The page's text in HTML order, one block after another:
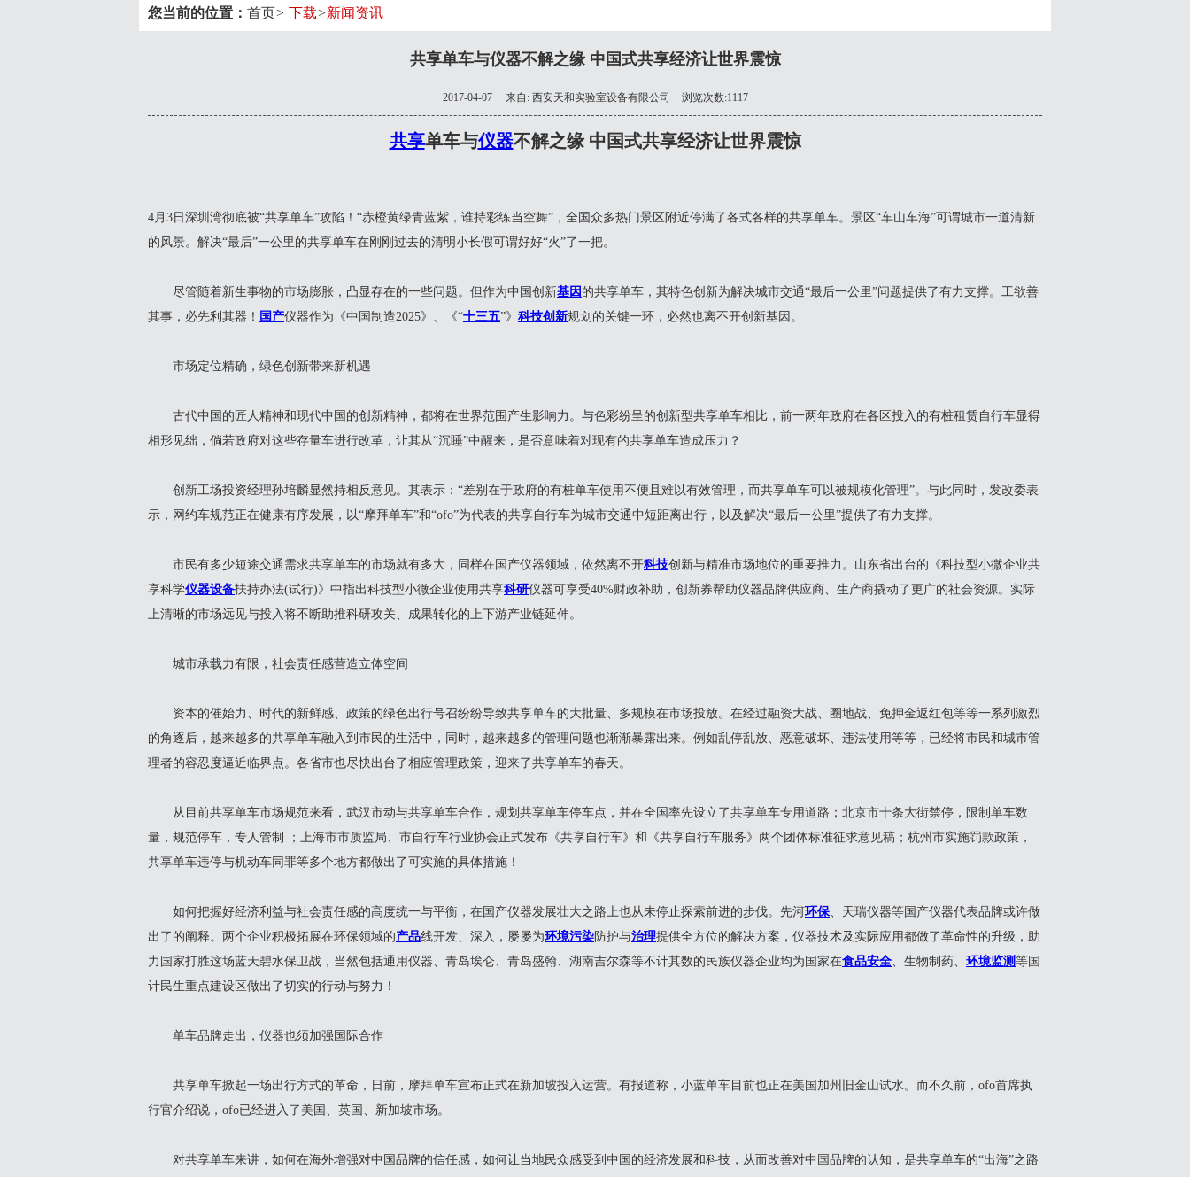
您当前的位置： 首页> 下载>新闻资讯
共享单车与仪器不解之缘 中国式共享经济让世界震惊
2017-04-07 来自: 西安天和实验室设备有限公司 浏览次数:1117
共享单车与仪器不解之缘 中国式共享经济让世界震惊
4月3日深圳湾彻底被“共享单车”攻陷！“赤橙黄绿青蓝紫，谁持彩练当空舞”，全国众多热门景区附近停满了各式各样的共享单车。景区“车山车海”可谓城市一道清新
的风景。解决“最后”一公里的共享单车在刚刚过去的清明小长假可谓好好“火”了一把。
尽管随着新生事物的市场膨胀，凸显存在的一些问题。但作为中国创新基因 的共享单车，其特色创新为解决城市交通“最后一公里”问题提供了有力支撑。工欲善
其事，必先利其器！ 国产仪器作为《中国制造2025》、《“十三五”》 科技创新规划的关键一环，必然也离不开创新基因。
市场定位精确，绿色创新带来新机遇
古代中国的匠人精神和现代中国的创新精神，都将在世界范围产生影响力。与色彩纷呈的创新型共享单车相比，前一两年政府在各区投入的有桩租赁自行车显得
相形见绌，倘若政府对这些存量车进行改革，让其从“沉睡”中醒来，是否意味着对现有的共享单车造成压力？
创新工场投资经理孙培麟显然持相反意见。其表示：“差别在于政府的有桩单车使用不便且难以有效管理，而共享单车可以被规模化管理”。与此同时，发改委表
示，网约车规范正在健康有序发展，以“摩拜单车”和“ofo”为代表的共享自行车为城市交通中短距离出行，以及解决“最后一公里”提供了有力支撑。
市民有多少短途交通需求共享单车的市场就有多大，同样在国产仪器领域，依然离不开科技创新与精准市场地位的重要推力。山东省出台的《科技型小微企业共
享科学仪器设备扶持办法(试行)》中指出科技型小微企业使用共享科研仪器可享受40%财政补助，创新券帮助仪器品牌供应商、生产商撬动了更广的社会资源。实际
上清晰的市场远见与投入将不断助推科研攻关、成果转化的上下游产业链延伸。
城市承载力有限，社会责任感营造立体空间
资本的催始力、时代的新鲜感、政策的绿色出行号召纷纷导致共享单车的大批量、多规模在市场投放。在经过融资大战、圈地战、免押金返红包等等一系列激烈
的角逐后，越来越多的共享单车融入到市民的生活中，同时，越来越多的管理问题也渐渐暴露出来。例如乱停乱放、恶意破坏、违法使用等等，已经将市民和城市管
理者的容忍度逼近临界点。各省市也尽快出台了相应管理政策，迎来了共享单车的春天。
从目前共享单车市场规范来看，武汉市动与共享单车合作，规划共享单车停车点，并在全国率先设立了共享单车专用道路；北京市十条大街禁停，限制单车数
量，规范停车，专人管制 ；上海市市质监局、市自行车行业协会正式发布《共享自行车》和《共享自行车服务》两个团体标准征求意见稿；杭州市实施罚款政策，
共享单车违停与机动车同罪等多个地方都做出了可实施的具体措施！
如何把握好经济利益与社会责任感的高度统一与平衡，在国产仪器发展壮大之路上也从未停止探索前进的步伐。先河环保、天瑞仪器等国产仪器代表品牌或许做
出了的阐释。两个企业积极拓展在环保领域的产品线开发、深入，屡屡为环境污染防护与治理提供全方位的解决方案，仪器技术及实际应用都做了革命性的升级，助
力国家打胜这场蓝天碧水保卫战，当然包括通用仪器、青岛埃仑、青岛盛翰、湖南吉尔森等不计其数的民族仪器企业均为国家在食品安全、生物制药、 环境监测等国
计民生重点建设区做出了切实的行动与努力！
单车品牌走出，仪器也须加强国际合作
共享单车掀起一场出行方式的革命，日前，摩拜单车宣布正式在新加坡投入运营。有报道称，小蓝单车目前也正在美国加州旧金山试水。而不久前，ofo首席执
行官介绍说，ofo已经进入了美国、英国、新加坡市场。
对共享单车来讲，如何在海外增强对中国品牌的信任感，如何让当地民众感受到中国的经济发展和科技，从而改善对中国品牌的认知，是共享单车的“出海”之路